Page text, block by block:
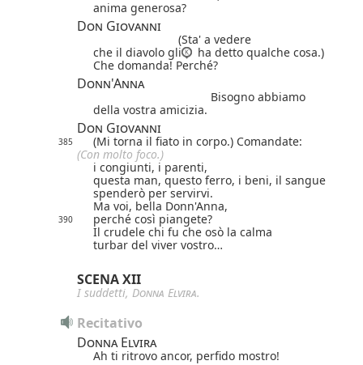
anima generosa?
Don Giovanni
(Sta' a vedere
che il diavolo gli
ha detto qualche cosa.)
Che domanda! Perché?
Donn'Anna
Bisogno abbiamo
della vostra amicizia.
Don Giovanni
385
(Mi torna il fiato in corpo.) Comandate:
(Con molto foco.)
i congiunti, i parenti,
questa man, questo ferro, i beni, il sangue
spenderò per servirvi.
Ma voi, bella Donn'Anna,
390
perché così piangete?
Il crudele chi fu che osò la calma
turbar del viver vostro…
SCENA XII
I suddetti, Donna Elvira.
Recitativo
Donna Elvira
Ah ti ritrovo ancor, perfido mostro!